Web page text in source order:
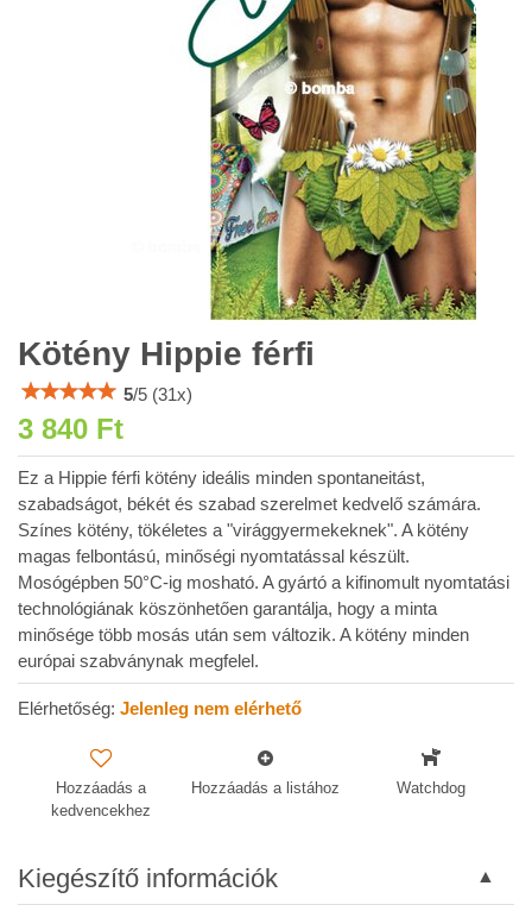
Kötény Hippie férfi
5/5 (31 x)
3 840 Ft
Ez a Hippie férfi kötény ideális minden spontaneitást,
szabadságot, békét és szabad szerelmet kedvelő számára.
Színes kötény, tökéletes a "virággyermekeknek". A kötény
magas felbontású, minőségi nyomtatással készült.
Mosógépben 50°C-ig mosható. A gyártó a kifinomult nyomtatási
technológiának köszönhetően garantálja, hogy a minta
minősége több mosás után sem változik. A kötény minden
európai szabványnak megfelel.
Elérhetőség: Jelenleg nem elérhető
Hozzáadás a
kedvencekhez
Hozzáadás a listához Watchdog
Kiegészítő információk